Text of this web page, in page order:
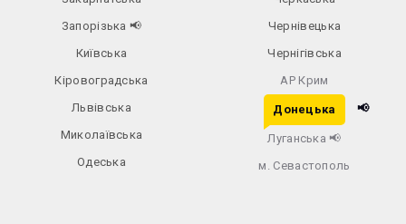
Запорізька 📢
Київська
Кіровоградська
Львівська
Миколаївська
Одеська
Чернівецька
Чернігівська
АР Крим
Донецька 📢
Луганська 📢
м. Севастополь